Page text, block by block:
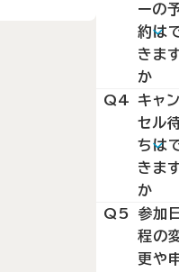
につ
ては、
開催
の10
日前
でお
し込
いた
けま
す。
年2
7日
（月）
もち
して、
個人
よる
支払
（銀行
振込）
ーの
約は
きま
か
A3
ご予
はお
けで
ませ
ん。
Q4
キャ
セル
ちは
きま
か
A4
キャ
ちは
Q5
参加
程の
更や